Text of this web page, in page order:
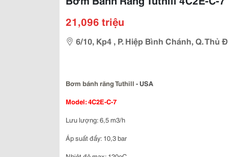
21,096 triệu
6/10, Kp4 , P. Hiệp Bình Chánh, Q. Thủ
Bơm bánh răng Tuthill - USA
Model: 4C2E-C-7
Lưu lượng: 6,5 m3/h
Áp suất đẩy: 10,3 bar